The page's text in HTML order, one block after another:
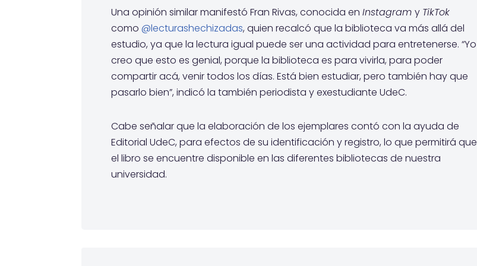
Una opinión similar manifestó Fran Rivas, conocida en Instagram y TikTok
como @lecturashechizadas, quien recalcó que la biblioteca va más allá del
estudio, ya que la lectura igual puede ser una actividad para entretenerse. “Yo
creo que esto es genial, porque la biblioteca es para vivirla, para poder
compartir acá, venir todos los días. Está bien estudiar, pero también hay que
pasarlo bien”, indicó la también periodista y exestudiante UdeC.
Cabe señalar que la elaboración de los ejemplares contó con la ayuda de
Editorial UdeC, para efectos de su identificación y registro, lo que permitirá que
el libro se encuentre disponible en las diferentes bibliotecas de nuestra
universidad.